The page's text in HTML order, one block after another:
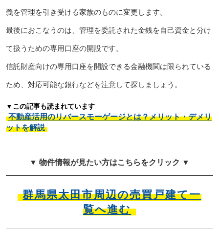
義を管理を引き受ける家族のものに変更します。
最後におこなうのは、管理を委託された金銭を自己資金と分け
て扱うための専用口座の開設です。
信託財産向けの専用口座を開設できる金融機関は限られている
ため、対応可能な銀行などを注意して探しましょう。
▼この記事も読まれています
不動産活用のリバースモーゲージとは？メリット・デメリ
ットを解説
▼ 物件情報が見たい方はこちらをクリック ▼
群馬県太田市周辺の売買戸建て一
覧へ進む